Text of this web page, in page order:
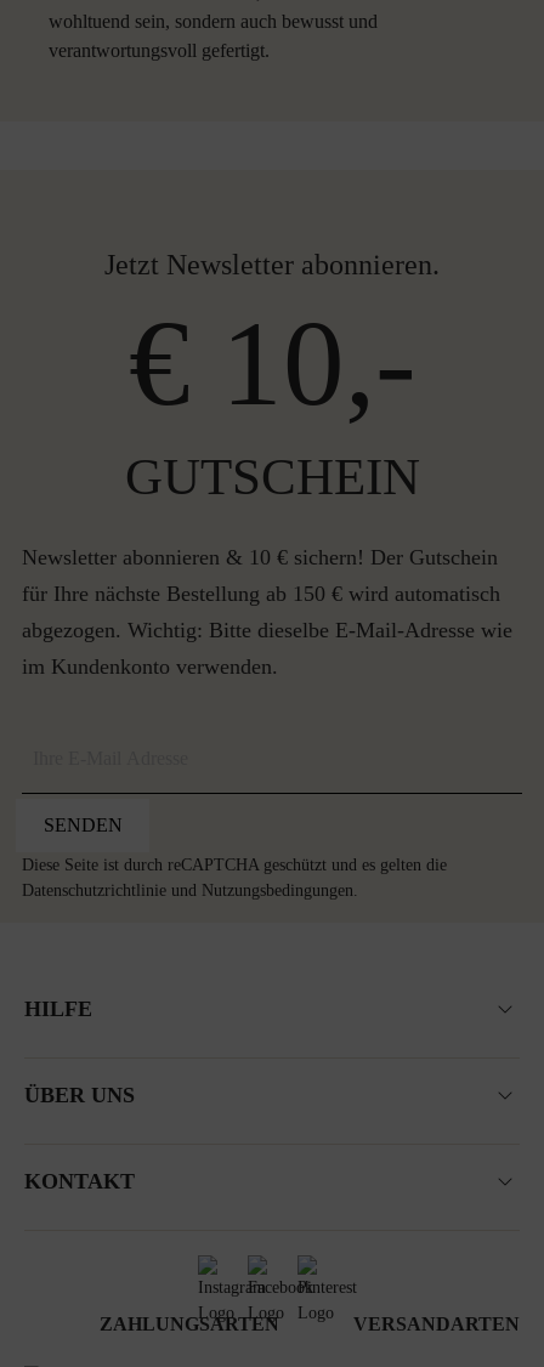
wohltuend sein, sondern auch bewusst und
verantwortungsvoll gefertigt.
Jetzt Newsletter abonnieren.
€ 10,-
GUTSCHEIN
Newsletter abonnieren & 10 € sichern! Der Gutschein
für Ihre nächste Bestellung ab 150 € wird automatisch
abgezogen. Wichtig: Bitte dieselbe E-Mail-Adresse wie
im Kundenkonto verwenden.
SENDEN
Diese Seite ist durch reCAPTCHA geschützt und es gelten die
Datenschutzrichtlinie und Nutzungsbedingungen
HILFE
ÜBER UNS
KONTAKT
ZAHLUNGSARTEN VERSANDARTEN